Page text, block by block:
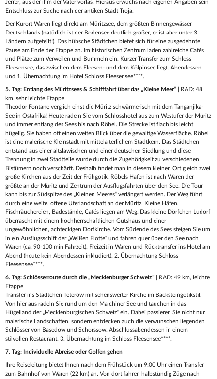
Jerrer, aus der ihm der Vater vorlas. Hieraus erwuchs nach eigenen Angaben sein
Entschluss zur Suche nach der antiken Stadt Troja.
Der Kurort Waren liegt direkt am Müritzsee, dem größten Binnengewässer
Deutschlands (natürlich ist der Bodensee deutlich größer, er ist aber unter 3
Ländern aufgeteilt!). Das hübsche Städtchen bietet sich für eine ausgedehnte
Pause am Ende der Etappe an. Im historischen Zentrum laden zahlreiche Cafés
und Plätze zum Verweilen und Bummeln ein. Kurzer Transfer zum Schloss
Fleesensee, das zwischen dem Fleesen- und dem Kölpinsee liegt. Abendessen
und 1. Übernachtung im Hotel Schloss Fleesensee****.
5. Tag: Entlang des Müritzsees & Schifffahrt über das „Kleine Meer“
| RAD: 48
km, sehr leichte Etappe
Theodor Fontane verglich einst die Müritz schwärmerisch mit dem Tanganjika-
See in Ostafrika! Heute radeln Sie vom Schlosshotel aus zum Westufer der Müritz
und immer entlang des Sees bis nach Röbel. Die Strecke ist flach bis leicht
hügelig. Sie haben oft einen weiten Blick über die gewaltige Wasserfläche. Röbel
ist eine malerische Kleinstadt mit mittelalterlichem Stadtkern. Das Städtchen
entstand aus einer altslawischen und einer deutschen Siedlung und diese
Trennung in zwei Stadtteile wurde durch die Zugehörigkeit zu verschiedenen
Bistümern noch verschärft. Deshalb findet man in diesem kleinen Ort gleich zwei
große Kirchen aus der Zeit der Frühgotik. Röbels Hafen ist nach Waren der
größte an der Müritz und Zentrum der Ausflugsfahrten über den See. Die Tour
kann bis zur Südspitze des „Kleinen Meeres“ verlängert werden. Der Weg führt
durch eine weite, offene Uferlandschaft an der Müritz. Kleine Häfen,
Fischräuchereien, Badestände, Cafés liegen am Weg. Das kleine Dörfchen Ludorf
überrascht mit einem hochherrschaftlichen Gutshaus und einer
ungewöhnlichen, achteckigen Dorfkirche. Vom Südende des Sees steigen Sie um
in ein Ausflugsschiff der „Weißen Flotte“ und fahren quer über den See nach
Waren (ca. 90-100 min Fahrzeit). Freizeit in Waren und Rücktransfer ins Hotel am
Abend (heute kein Abendessen inkludiert). 2. Übernachtung Schloss
Fleesensee****.
6. Tag: Schlösserroute durch die „Mecklenburger Schweiz“
| RAD: 49 km, leichte
Etappe
Transfer ins Städtchen Teterow mit sehenswerter Kirche im Backsteingotikstil.
Von hier aus radeln Sie rund um den Malchiner See und tauchen in das
Hügelland der „Mecklenburgischen Schweiz“ ein. Dabei passieren Sie nicht nur
malerische Landschaften, sondern entdecken auch die verwunschen liegenden
Schlösser von Basedow und Schorssow. Abschlussabendessen in einem
stilvollen Restaurant. 3. Übernachtung im Schloss Fleesensee****.
7. Tag: Individuelle Abreise oder Golfen gehen
Ihre Reiseleitung bietet Ihnen nach dem Frühstück um 9:00 Uhr einen Transfer
zum Bahnhof von Waren (22 km) an. Von dort fahren halbstündig Züge nach